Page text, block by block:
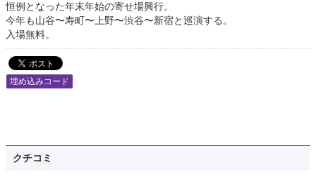
恒例となった年末年始の寄せ場興行。
今年も山谷〜寿町〜上野〜渋谷〜新宿と巡演する。
入場無料。
埋め込みコード
クチコミ